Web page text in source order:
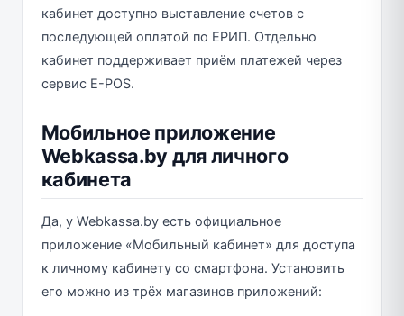
кабинет доступно выставление счетов с
последующей оплатой по ЕРИП. Отдельно
кабинет поддерживает приём платежей через
сервис E-POS.
Мобильное приложение
Webkassa.by для личного
кабинета
Да, у Webkassa.by есть официальное
приложение «Мобильный кабинет» для доступа
к личному кабинету со смартфона. Установить
его можно из трёх магазинов приложений: